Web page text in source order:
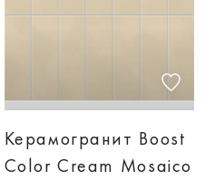
Керамогранит Boost
Color Cream Mosaico